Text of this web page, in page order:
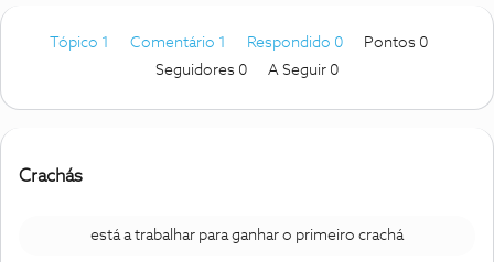
Tópico 1 Comentário 1 Respondido 0
Pontos 0
Seguidores 0 A Seguir 0
Crachás
está a trabalhar para ganhar o primeiro crachá